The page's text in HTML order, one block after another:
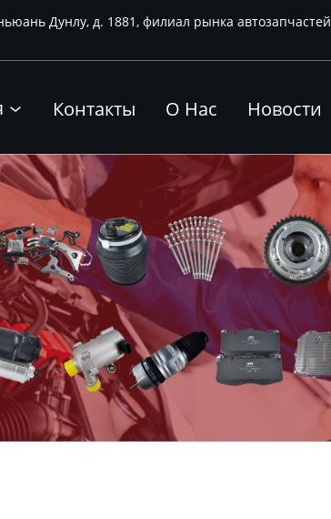
Дунлу, д. 1881, филиал рынка автозапчастей
 Контакты О Нас Новости